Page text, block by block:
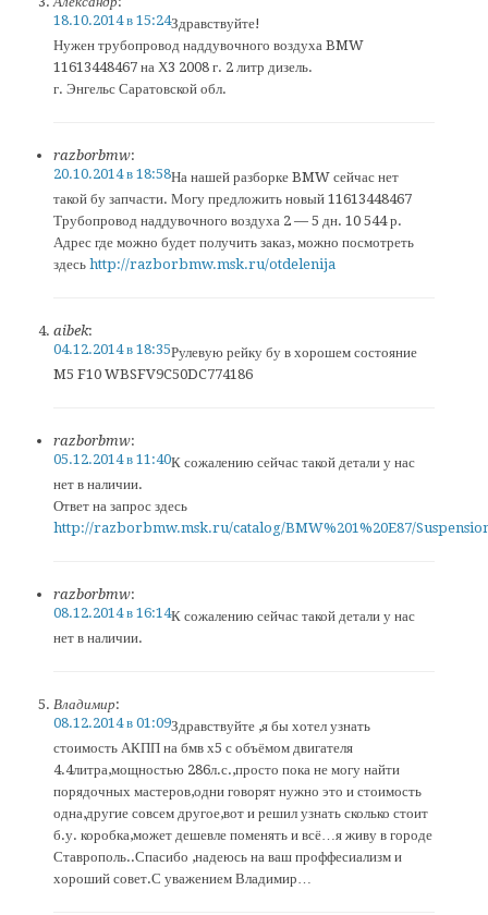
18.10.2014 в 15:24Здравствуйте!
Нужен трубопровод наддувочного воздуха BMW
11613448467 на Х3 2008 г. 2 литр дизель.
г. Энгельс Саратовской обл.
razborbmw:
20.10.2014 в 18:58На нашей разборке BMW сейчас нет
такой бу запчасти. Могу предложить новый 11613448467
Трубопровод наддувочного воздуха 2 — 5 дн. 10 544 р.
Адрес где можно будет получить заказ, можно посмотреть
здесь http://razborbmw.msk.ru/otdelenija
aibek:
04.12.2014 в 18:35Рулевую рейку бу в хорошем состояние
M5 F10 WBSFV9C50DC774186
razborbmw:
05.12.2014 в 11:40К сожалению сейчас такой детали у нас
нет в наличии.
Ответ на запрос здесь
http://razborbmw.msk.ru/catalog/BMW%201%20E87/
razborbmw:
08.12.2014 в 16:14К сожалению сейчас такой детали у нас
нет в наличии.
Владимир:
08.12.2014 в 01:09Здравствуйте ,я бы хотел узнать
стоимость АКПП на бмв х5 с объёмом двигателя
4.4литра,мощностью 286л.с.,просто пока не могу найти
порядочных мастеров,одни говорят нужно это и стоимость
одна,другие совсем другое,вот и решил узнать сколько стоит
б.у. коробка,может дешевле поменять и всё…я живу в городе
Ставрополь..Спасибо ,надеюсь на ваш проффесиализм и
хороший совет.С уважением Владимир…